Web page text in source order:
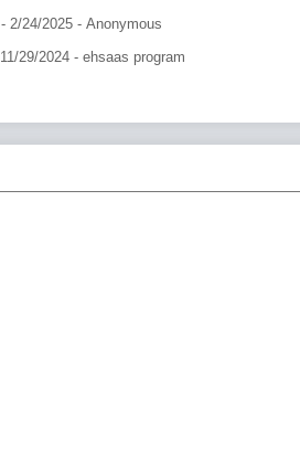
- 2/24/2025 - Anonymous
29/2024 - ehsaas program